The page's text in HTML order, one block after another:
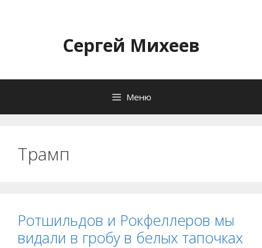
содержимомуСергей Михеев
Меню
Трамп
Ротшильдов и Рокфеллеров мы
видали в гробу в белых тапочках